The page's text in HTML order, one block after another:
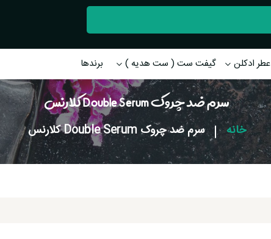
عطر ادکلن گیفت ست ( ست هدیه ) برندها
سرم ضد چروک Double Serum کلارنس
خانه | سرم ضد چروک Double Serum کلارنس